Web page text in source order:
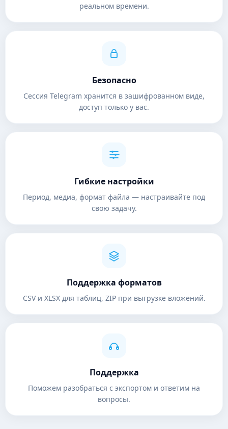
реальном времени.
Безопасно
Сессия Telegram хранится в зашифрованном виде,
доступ только у вас.
Гибкие настройки
Период, медиа, формат файла — настраивайте под
свою задачу.
Поддержка форматов
CSV и XLSX для таблиц, ZIP при выгрузке вложений.
Поддержка
Поможем разобраться с экспортом и ответим на
вопросы.